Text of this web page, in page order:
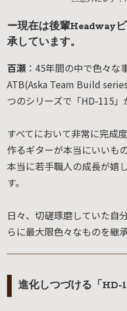
ー現在は後輩Headway
承しています。
百瀬 ：45年間の中で色々な
ATB(Aska Team Build
つのシリーズで「HD-115」
すべてにおいて非常に完成
作るギターが本当にいいも
本当に若手職人の成長が嬉
す。
日々、切磋琢磨していた自
らに最大限色々なものを継
進化しつづける「HD-